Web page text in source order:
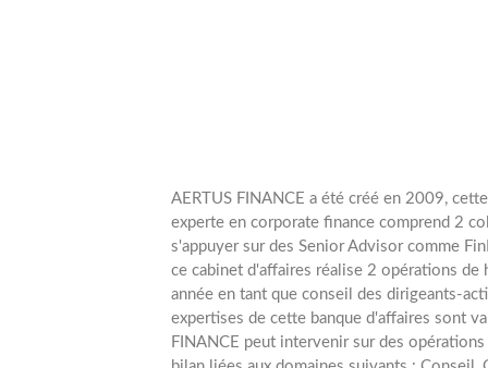
AERTUS FINANCE a été créé en 2009,
experte en corporate finance comprend 2
s'appuyer sur des Senior Advisor comme
ce cabinet d'affaires réalise 2 opérations de
année en tant que conseil des dirigeants-
expertises de cette banque d'affaires sont
FINANCE peut intervenir sur des